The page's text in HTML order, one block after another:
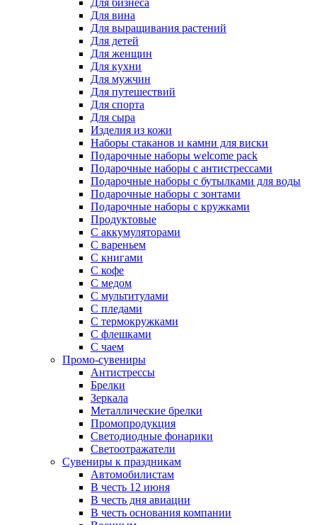
Для бизнеса
Для вина
Для выращивания растений
Для детей
Для женщин
Для кухни
Для мужчин
Для путешествий
Для спорта
Для сыра
Изделия из кожи
Наборы стаканов и камни для виски
Подарочные наборы welcome pack
Подарочные наборы с антистрессами
Подарочные наборы с бутылками для воды
Подарочные наборы с зонтами
Подарочные наборы с кружками
Продуктовые
С аккумуляторами
С вареньем
С книгами
С кофе
С медом
С мультитулами
С пледами
С термокружками
С флешками
С чаем
Промо-сувениры
Антистрессы
Брелки
Зеркала
Металлические брелки
Промопродукция
Светодиодные фонарики
Светоотражатели
Сувениры к праздникам
Автомобилистам
В честь 12 июня
В честь дня авиации
В честь основания компании